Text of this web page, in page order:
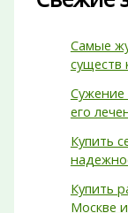
Самые
существ
Сужение
его
Купить
Купить
Москве